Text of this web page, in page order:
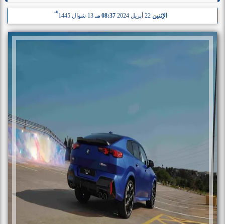
الإثنين 22 أبريل 2024 08:37 مـ 13 شوال 1445
هـ